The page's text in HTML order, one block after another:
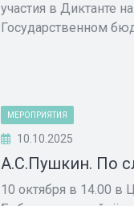
участия в Диктанте
Государственном
МЕРОПРИЯТИЯ
10.10.2025
А.С.Пушкин. По
10 октября в 14.00 в